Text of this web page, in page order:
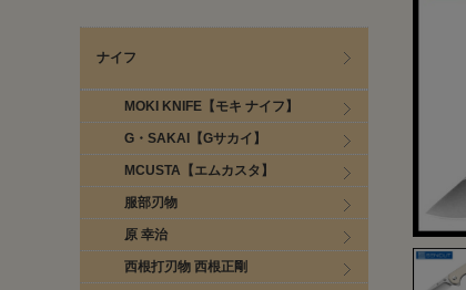
ナイフ
MOKI KNIFE【モキ ナイフ】
G・SAKAI【Gサカイ】
MCUSTA【エムカスタ】
服部刃物
原 幸治
西根打刃物 西根正剛